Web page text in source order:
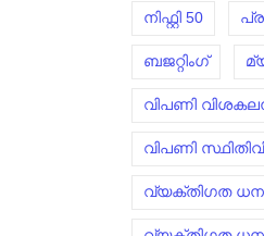
നിഫ്റ്റി 50
ബജറ്റിംഗ്
വിപണി
വിപണി
വ്യക്തിഗത